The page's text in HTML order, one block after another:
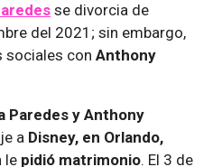
se divorcia de
del 2021; sin embargo,
sociales con Anthony
Paredes y Anthony
a Disney, en Orlando,
le pidió matrimonio. El 3 de